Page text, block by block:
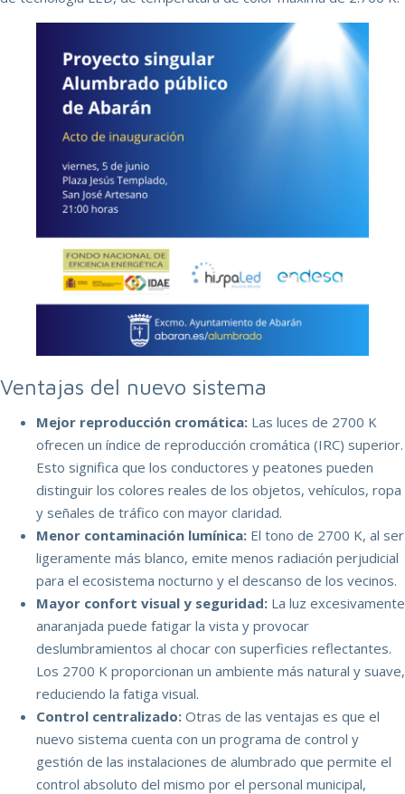
Ventajas del nuevo sistema
Mejor reproducción cromática: Las luces de 2700 K
ofrecen un índice de reproducción cromática (IRC) superior.
Esto significa que los conductores y peatones pueden
distinguir los colores reales de los objetos, vehículos, ropa
y señales de tráfico con mayor claridad.
Menor contaminación lumínica: El tono de 2700 K, al ser
ligeramente más blanco, emite menos radiación perjudicial
para el ecosistema nocturno y el descanso de los vecinos.
Mayor confort visual y seguridad: La luz excesivamente
anaranjada puede fatigar la vista y provocar
deslumbramientos al chocar con superficies reflectantes.
Los 2700 K proporcionan un ambiente más natural y suave,
reduciendo la fatiga visual.
Control centralizado: Otras de las ventajas es que el
nuevo sistema cuenta con un programa de control y
gestión de las instalaciones de alumbrado que permite el
control absoluto del mismo por el personal municipal,